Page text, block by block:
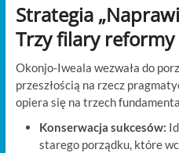
Strategia
Trzy filary reformy
Okonjo-Iweala wezwała do
przeszłością na rzecz
opiera się na trzech
Konserwacja sukcesów:
starego porządku, które